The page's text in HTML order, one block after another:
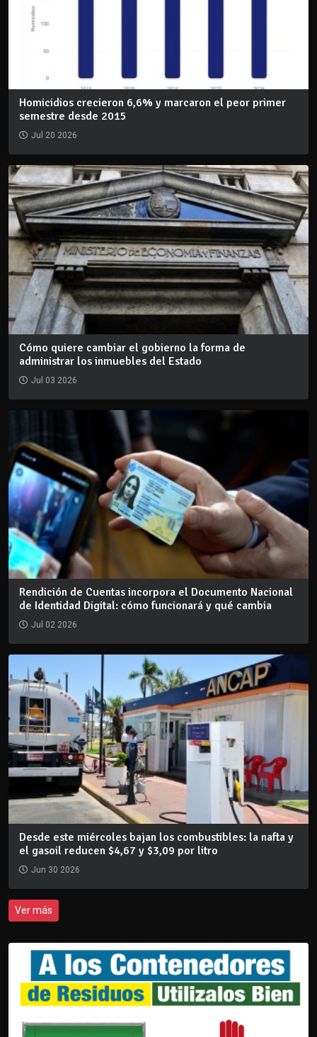
Homicidios crecieron 6,6% y marcaron el peor primer
semestre desde 2015
Jul 20 2026
Cómo quiere cambiar el gobierno la forma de
administrar los inmuebles del Estado
Jul 03 2026
Rendición de Cuentas incorpora el Documento Nacional
de Identidad Digital: cómo funcionará y qué cambia
Jul 02 2026
Desde este miércoles bajan los combustibles: la nafta y
el gasoil reducen $4,67 y $3,09 por litro
Jun 30 2026
Ver más